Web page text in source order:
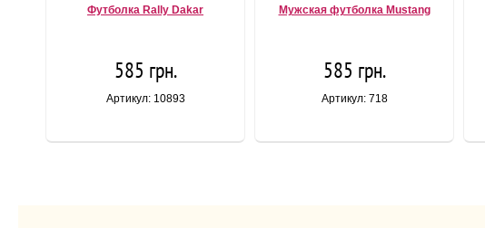
Футболка Rally Dakar
585 грн.
Артикул: 10893
Мужская футболка Mustang
585 грн.
Артикул: 718